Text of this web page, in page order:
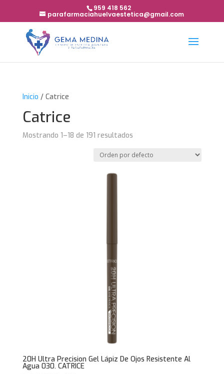
959 418 562
parafarmaciahuelvaestetica@gmail.com
Inicio / Catrice
Catrice
Mostrando 1–18 de 191 resultados
20H Ultra Precision Gel Lápiz De Ojos Resistente Al
Agua 030. CATRICE